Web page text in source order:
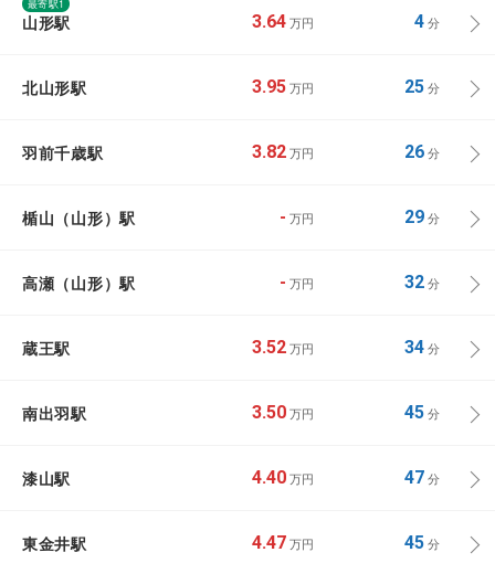
最寄駅1
山形駅 3.64 万円 4分
北山形駅 3.95 万円 25分
羽前千歳駅 3.82 万円 26分
楯山（山形）駅 - 万円 29分
高瀬（山形）駅 - 万円 32分
蔵王駅 3.52 万円 34分
南出羽駅 3.50 万円 45分
漆山駅 4.40 万円 47分
東金井駅 4.47 万円 45分